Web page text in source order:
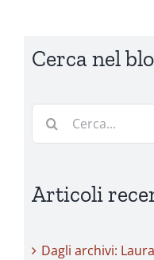
Cerca nel
Cerca
Articoli
Dagli archivi: